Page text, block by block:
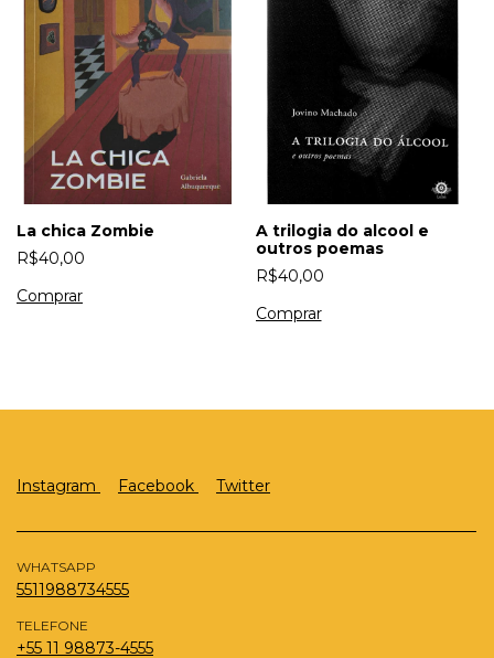
La chica Zombie
R$40,00
A trilogia do alcool e
outros poemas
R$40,00
Instagram Facebook Twitter
WHATSAPP
5511988734555
TELEFONE
+55 11 98873-4555